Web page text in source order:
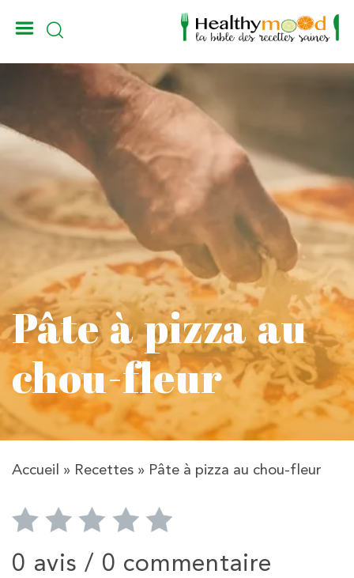
Pâte à pizza au
chou-fleur
Accueil » Recettes » Pâte à pizza au chou-fleur
0 avis / 0 commentaire